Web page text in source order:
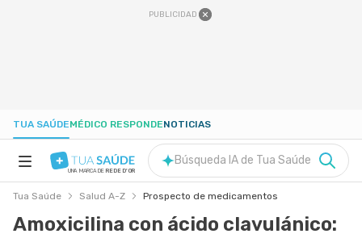
PUBLICIDAD
TUA SAÚDEMÉDICO RESPONDENOTICIAS
UNA MARCA DE REDE D'OR
Búsqueda IA de Tua Saúde
Tua Saúde Salud A-Z Prospecto de medicamentos
Amoxicilina con ácido clavulánico: